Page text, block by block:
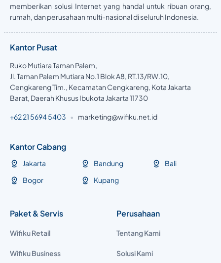
memberikan solusi Internet yang handal untuk ribuan orang,
rumah, dan perusahaan multi-nasional di seluruh Indonesia.
Kantor Pusat
Ruko Mutiara Taman Palem,
Jl. Taman Palem Mutiara No.1 Blok A8, RT.13/RW.10,
Cengkareng Tim., Kecamatan Cengkareng, Kota Jakarta
Barat, Daerah Khusus Ibukota Jakarta 11730
+62 21 5694 5403 • marketing@wifiku.net.id
Kantor Cabang
Jakarta
Bogor
Bandung
Kupang
Bali
Paket & Servis
Wifiku Retail
Wifiku Business
Perusahaan
Tentang Kami
Solusi Kami